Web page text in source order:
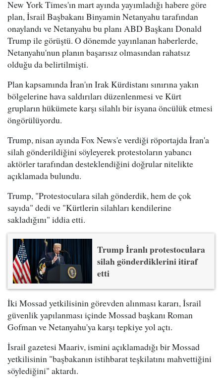
New York Times'ın mart ayında yayımladığı habere göre
plan, İsrail Başbakanı Binyamin Netanyahu tarafından
onaylandı ve Netanyahu bu planı ABD Başkanı Donald
Trump ile görüştü. O dönemde yayınlanan haberlerde,
Netanyahu'nun planın başarısız olmasından rahatsız
olduğu da belirtilmişti.
Plan kapsamında İran'ın Irak Kürdistanı sınırına yakın
bölgelerine hava saldırıları düzenlenmesi ve Kürt
grupların hükümete karşı silahlı bir isyana öncülük etmesi
öngörülüyordu.
Trump, nisan ayında Fox News'e verdiği röportajda İran'a
silah gönderildiğini söyleyerek protestoların yabancı
aktörler tarafından desteklendiğini doğrular nitelikte
açıklamada bulundu.
Trump, "Protestoculara silah gönderdik, hem de çok
sayıda" dedi ve "Kürtlerin silahları kendilerine
sakladığını" iddia etti.
Trump İranlı protestoculara
silah gönderdiklerini itiraf
etti
İki Mossad yetkilisinin görevden alınması kararı, İsrail
güvenlik yapılanması içinde Mossad başkanı Roman
Gofman ve Netanyahu'ya karşı tepkiye yol açtı.
İsrail gazetesi Maariv, ismini açıklamadığı bir Mossad
yetkilisinin "başbakanın istihbarat teşkilatını mahvettiğini
söylediğini" aktardı.